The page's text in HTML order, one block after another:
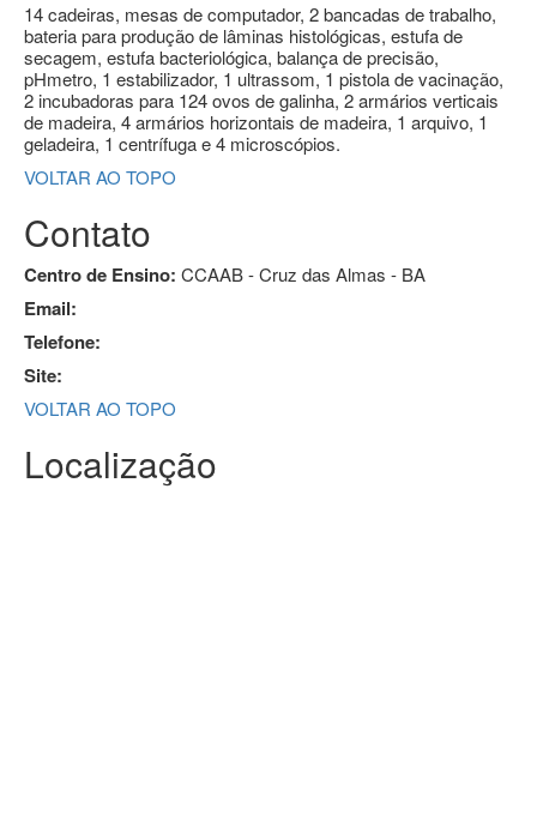
14 cadeiras, mesas de computador, 2 bancadas de trabalho,
bateria para produção de lâminas histológicas, estufa de
secagem, estufa bacteriológica, balança de precisão,
pHmetro, 1 estabilizador, 1 ultrassom, 1 pistola de vacinação,
2 incubadoras para 124 ovos de galinha, 2 armários verticais
de madeira, 4 armários horizontais de madeira, 1 arquivo, 1
geladeira, 1 centrífuga e 4 microscópios.
VOLTAR AO TOPO
Contato
Centro de Ensino: CCAAB - Cruz das Almas - BA
Email:
Telefone:
Site:
VOLTAR AO TOPO
Localização